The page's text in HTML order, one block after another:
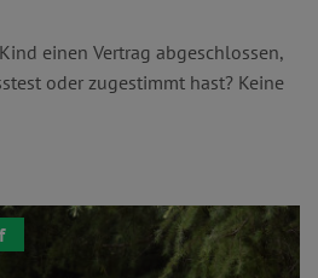
einen Vertrag abgeschlossen,
oder zugestimmt hast? Keine